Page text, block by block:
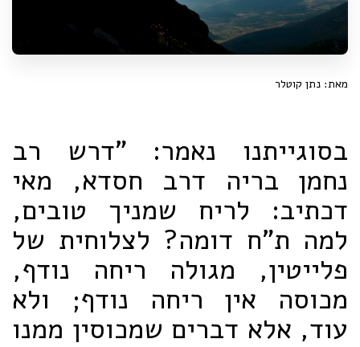
מאת: נתן קוטלר
בסוגייתנו נאמר: "דרש רב
נחמן בריה דרב חסדא, מאי
דכתיב: לריח שמניך טובים,
למה ת"ח דומה? לצלוחית של
פלייטין, מגולה ריחה נודף,
מכוסה אין ריחה נודף; ולא
עוד, אלא דברים שמכוסין ממנו